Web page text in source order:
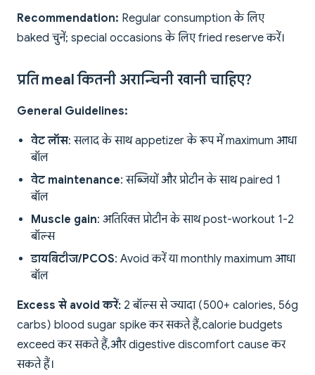
Recommendation: Regular consumption के लिए
baked चुनें; special occasions के लिए fried reserve करें।
प्रति meal कितनी अरान्चिनी खानी चाहिए?
General Guidelines:
वेट लॉस: सलाद के साथ appetizer के रूप में maximum आधा
बॉल
वेट maintenance: सब्जियों और प्रोटीन के साथ paired 1
बॉल
Muscle gain: अतिरिक्त प्रोटीन के साथ post-workout 1-2
बॉल्स
डायबिटीज/PCOS: Avoid करें या monthly maximum आधा
बॉल
Excess से avoid करें: 2 बॉल्स से ज्यादा (500+ calories, 56g
carbs) blood sugar spike कर सकते हैं, calorie budgets
exceed कर सकते हैं, और digestive discomfort cause कर
सकते हैं।